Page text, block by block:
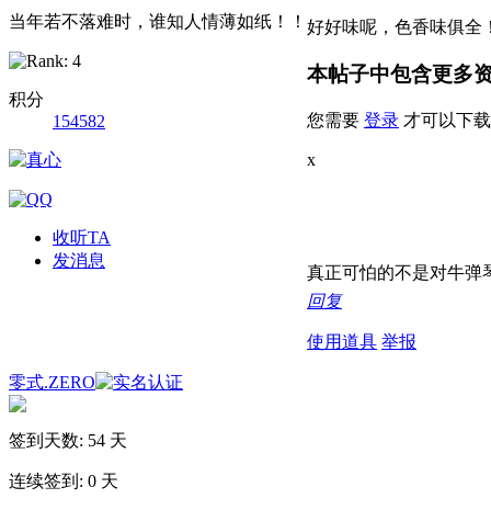
当年若不落难时，谁知人情薄如纸！！
积分
154582
收听TA
发消息
好好味呢，色香味俱全
本帖子中包含更多
您需要 登录 才可以下
x
真正可怕的不是对牛弹
回复
使用道具 举报
零式.ZERO
签到天数: 54 天
连续签到: 0 天